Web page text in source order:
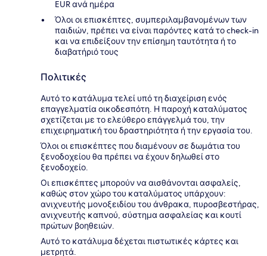
EUR ανά ημέρα
Όλοι οι επισκέπτες, συμπεριλαμβανομένων των
παιδιών, πρέπει να είναι παρόντες κατά το check-in
και να επιδείξουν την επίσημη ταυτότητα ή το
διαβατήριό τους
Πολιτικές
Αυτό το κατάλυμα τελεί υπό τη διαχείριση ενός
επαγγελματία οικοδεσπότη. Η παροχή καταλύματος
σχετίζεται με το ελεύθερο επάγγελμά του, την
επιχειρηματική του δραστηριότητα ή την εργασία του.
Όλοι οι επισκέπτες που διαμένουν σε δωμάτια του
ξενοδοχείου θα πρέπει να έχουν δηλωθεί στο
ξενοδοχείο.
Οι επισκέπτες μπορούν να αισθάνονται ασφαλείς,
καθώς στον χώρο του καταλύματος υπάρχουν:
ανιχνευτής μονοξειδίου του άνθρακα, πυροσβεστήρας,
ανιχνευτής καπνού, σύστημα ασφαλείας και κουτί
πρώτων βοηθειών.
Αυτό το κατάλυμα δέχεται πιστωτικές κάρτες και
μετρητά.